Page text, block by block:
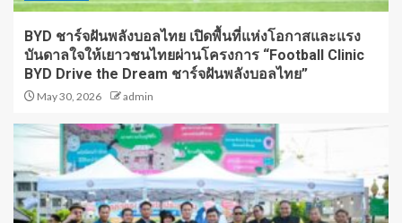
BYD ชาร์จฝันพลังบอลไทย เปิดพื้นที่แห่งโอกาสและแรง
บันดาลใจให้เยาวชนไทยผ่านโครงการ “Football Clinic
BYD Drive the Dream ชาร์จฝันพลังบอลไทย”
May 30, 2026 admin